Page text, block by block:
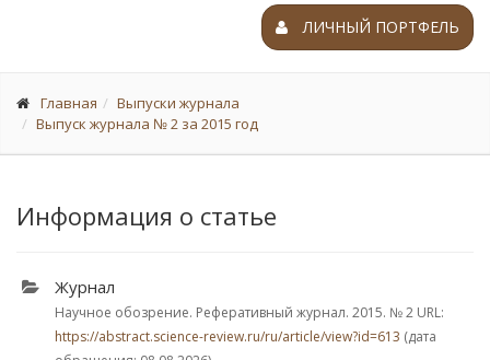
ЛИЧНЫЙ ПОРТФЕЛЬ
Главная
Выпуски журнала
Выпуск журнала № 2 за 2015 год
Информация о статье
Журнал
Научное обозрение. Реферативный журнал. 2015. № 2 URL:
https://abstract.science-review.ru/ru/article/view?id=613 (дата